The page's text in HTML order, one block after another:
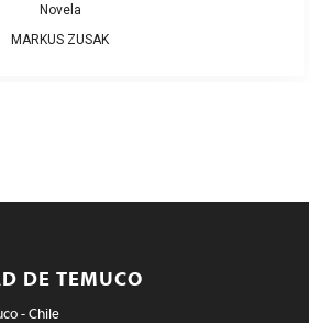
Novela
MARKUS ZUSAK
DE TEMUCO
- Chile